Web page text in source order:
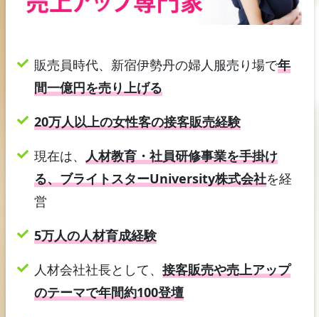
販売員時代、新宿伊勢丹の婦人服売り場で年
間一億円を売り上げる
20万人以上の女性客の接客販売経験
現在は、 人材教育・社員研修事業を手掛け
る、ブライトスターUniversity株式会社を経
営
5万人の人材育成経験
人材会社社長として、 接客販売や売上アップ
のテーマで年間約100登壇